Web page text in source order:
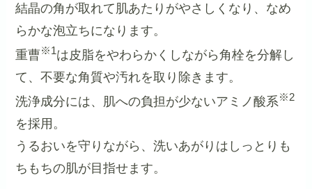
結晶の角が取れて肌あたりがやさしくなり、なめ
らかな泡立ちになります。
重曹※1は皮脂をやわらかくしながら角栓を分解し
て、不要な角質や汚れを取り除きます。
洗浄成分には、肌への負担が少ないアミノ酸系※2
を採用。
うるおいを守りながら、洗いあがりはしっとりも
ちもちの肌が目指せます。